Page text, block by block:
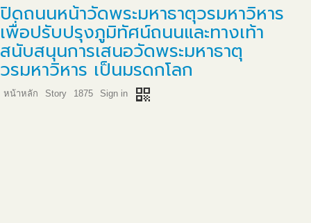
ปิดถนนหน้าวัดพระมหาธาตุวรมหาวิหาร
เพื่อปรับปรุงภูมิทัศน์ถนนและทางเท้า
สนับสนุนการเสนอวัดพระมหาธาตุ
วรมหาวิหาร เป็นมรดกโลก
หน้าหลัก Story 1875 Sign in qr_code